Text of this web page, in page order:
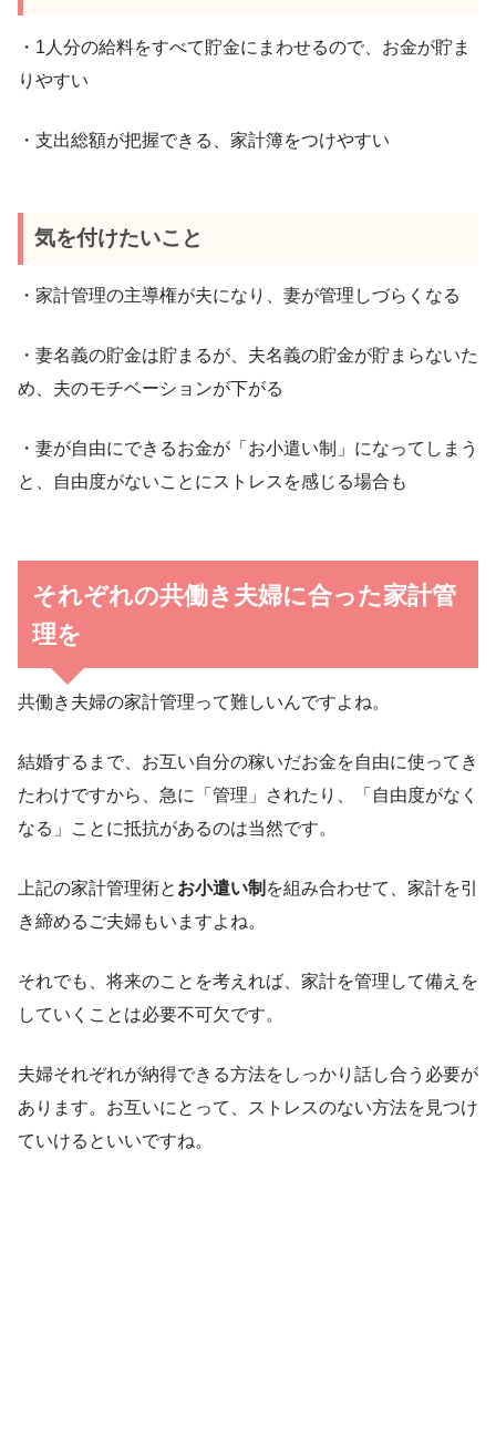
・1人分の給料をすべて貯金にまわせるので、お金が貯ま
りやすい
・支出総額が把握できる、家計簿をつけやすい
気を付けたいこと
・家計管理の主導権が夫になり、妻が管理しづらくなる
・妻名義の貯金は貯まるが、夫名義の貯金が貯まらないた
め、夫のモチベーションが下がる
・妻が自由にできるお金が「お小遣い制」になってしまう
と、自由度がないことにストレスを感じる場合も
それぞれの共働き夫婦に合った家計管
理を
共働き夫婦の家計管理って難しいんですよね。
結婚するまで、お互い自分の稼いだお金を自由に使ってき
たわけですから、急に「管理」されたり、「自由度がなく
なる」ことに抵抗があるのは当然です。
上記の家計管理術と お小遣い制 を組み合わせて、家計を引
き締めるご夫婦もいますよね。
それでも、将来のことを考えれば、家計を管理して備えを
していくことは必要不可欠です。
夫婦それぞれが納得できる方法をしっかり話し合う必要が
あります。お互いにとって、ストレスのない方法を見つけ
ていけるといいですね。